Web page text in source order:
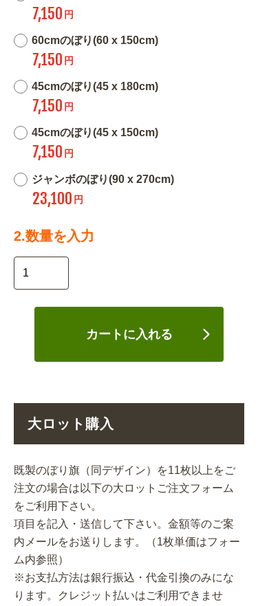
7,150 円
60cmのぼり(60 x 150cm)
7,150 円
45cmのぼり(45 x 180cm)
7,150 円
45cmのぼり(45 x 150cm)
7,150 円
ジャンボのぼり(90 x 270cm)
23,100 円
2.数量を入力
カートに入れる
大ロット購入
既製のぼり旗（同デザイン）を11枚以上をご
注文の場合は以下の大ロットご注文フォーム
をご利用下さい。
項目を記入・送信して下さい。金額等のご案
内メールをお送りします。（1枚単価はフォー
ム内参照）
※お支払方法は銀行振込・代金引換のみにな
ります。クレジット払いはご利用できませ